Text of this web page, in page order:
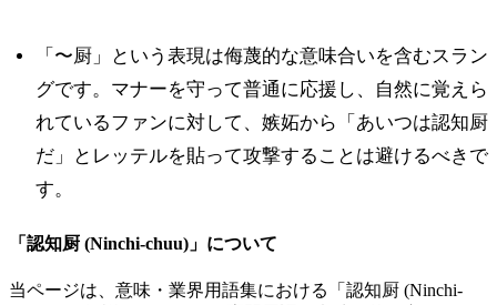
「〜厨」という表現は侮蔑的な意味合いを含むスラン
グです。マナーを守って普通に応援し、自然に覚えら
れているファンに対して、嫉妬から「あいつは認知厨
だ」とレッテルを貼って攻撃することは避けるべきで
す。
「 認知厨 (Ninchi-chuu) 」について
当ページは、意味・業界用語集における「 認知厨 (Ninchi-